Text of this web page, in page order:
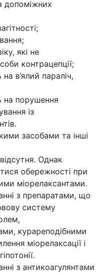
допоміжних
які не
контрацепції;
в’ялий параліч,
на порушення
із
засобами та інші
Однак
обережності при
міорелаксантами.
з препаратами, що
систему
курареподібними
міорелаксації і
з антикоагулянтами